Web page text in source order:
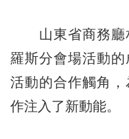
山東省商務廳
羅斯分會場活動
活動的合作觸角
作注入了新動能。